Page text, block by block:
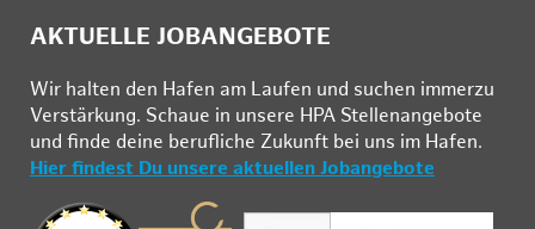
AKTUELLE JOBANGEBOTE
Wir hal­ten den Ha­fen am Lau­fen und su­chen im­mer­zu
Ver­stär­kung. Schau­e in un­se­re HPA Stel­len­an­ge­bo­te
und fin­de deine be­ruf­li­che Zu­kunft bei uns im Ha­fen.
Hier findest Du unsere aktuellen Jobangebote